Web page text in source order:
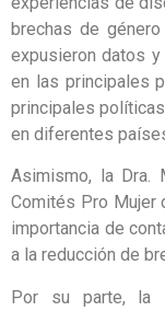
brechas de
expusieron datos
en las principales
principales
en diferentes
Asimismo, la Dra.
Comités Pro Mujer
importancia de
a la reducción de
Por su parte, la